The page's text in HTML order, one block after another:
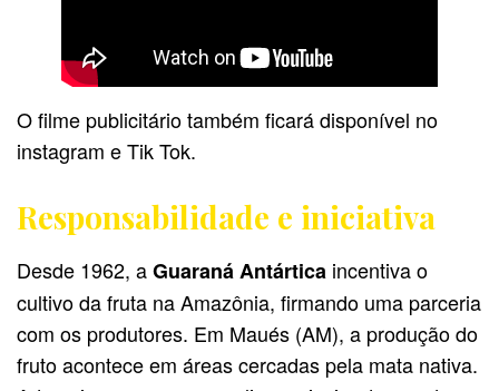
O filme publicitário também ficará disponível no
instagram e Tik Tok.
Responsabilidade e iniciativa
Desde 1962, aGuaraná Antártica incentiva o
cultivo da fruta na Amazônia, firmando uma parceria
com os produtores. Em Maués (AM), a produção do
fruto acontece em áreas cercadas pela mata nativa.